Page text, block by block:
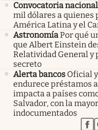
Convocatoria nacional
mil dólares a quienes
América Latina y el
AstronomíaPor qué
que Albert Einstein
Relatividad General y
secreto
Alerta bancos Oficial
endurece préstamos
impacta a países
Salvador, con la
indocumentados